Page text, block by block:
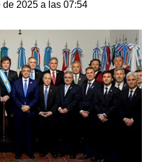
de 2025 a las 07:54